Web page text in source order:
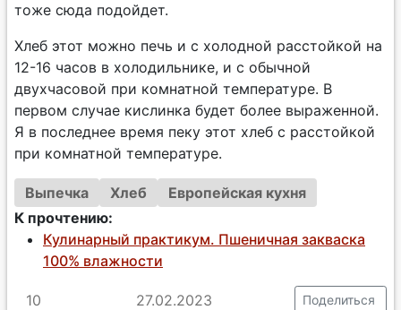
тоже сюда подойдет.
Хлеб этот можно печь и с холодной расстойкой на
12-16 часов в холодильнике, и с обычной
двухчасовой при комнатной температуре. В
первом случае кислинка будет более выраженной.
Я в последнее время пеку этот хлеб с расстойкой
при комнатной температуре.
Выпечка Хлеб
Европейская кухня
К прочтению:
Кулинарный практикум. Пшеничная закваска
100% влажности
10 27.02.2023 Поделиться